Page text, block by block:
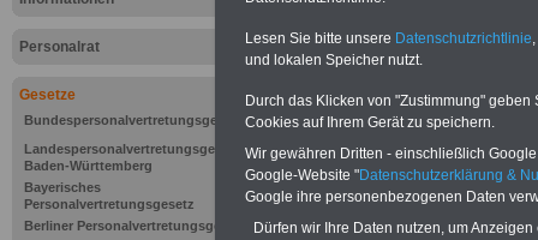
Personalrat
Gesetze
Bundespersonalvertretungsgesetz
Landespersonalvertretungsgesetz
Baden-Württemberg
Bayerisches
Personalvertretungsgesetz
Berliner Personalvertretungsgesetz
Lesen Sie bitte unsere Datenschutzrichtlinie
und lokalen Speicher nutzt.
Durch das Klicken von "Zustimmung"
Cookies auf Ihrem Gerät zu speichern.
Wir gewähren Dritten - einschließlich
Google-Website "Datenschutzerklärung &
Google ihre personenbezogenen Daten
Dürfen wir Ihre Daten nutzen, um